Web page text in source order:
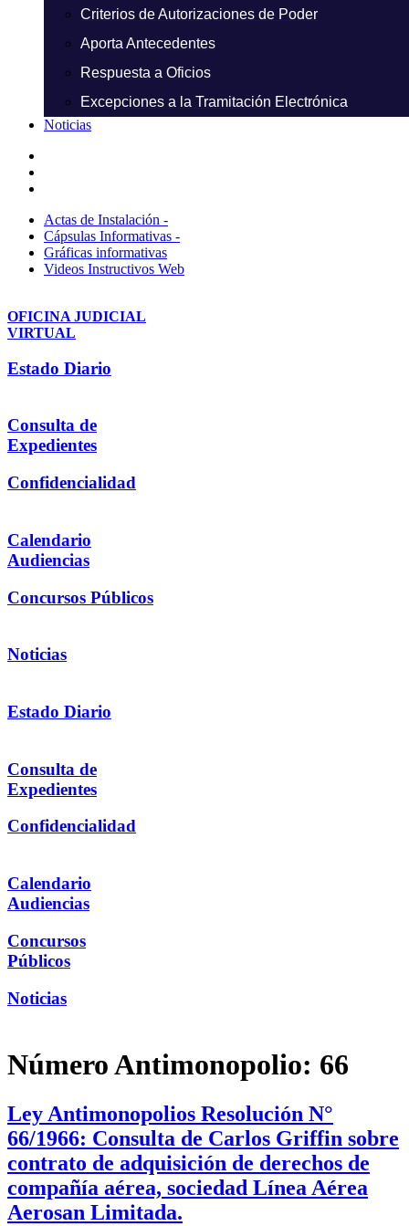
Criterios de Autorizaciones de Poder
Aporta Antecedentes
Respuesta a Oficios
Excepciones a la Tramitación Electrónica
Noticias
Actas de Instalación -
Cápsulas Informativas -
Gráficas informativas
Videos Instructivos Web
OFICINA JUDICIAL
VIRTUAL
Estado Diario
Consulta de
Expedientes
Confidencialidad
Calendario
Audiencias
Concursos Públicos
Noticias
Estado Diario
Consulta de
Expedientes
Confidencialidad
Calendario
Audiencias
Concursos
Públicos
Noticias
Número Antimonopolio: 66
Ley Antimonopolios Resolución N°
66/1966: Consulta de Carlos Griffin sobre
contrato de adquisición de derechos de
compañía aérea, sociedad Línea Aérea
Aerosan Limitada.